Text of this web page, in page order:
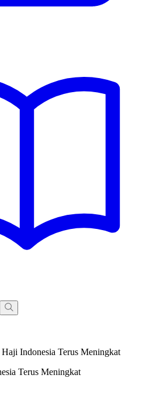
Haji Indonesia Terus Meningkat
Terus Meningkat